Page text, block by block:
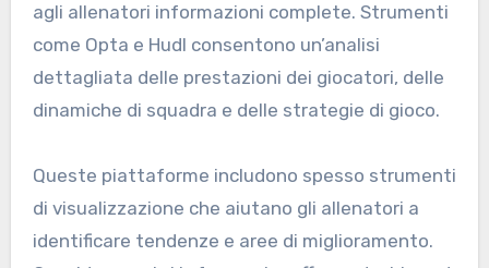
agli allenatori informazioni complete. Strumenti
come Opta e Hudl consentono un’analisi
dettagliata delle prestazioni dei giocatori, delle
dinamiche di squadra e delle strategie di gioco.
Queste piattaforme includono spesso strumenti
di visualizzazione che aiutano gli allenatori a
identificare tendenze e aree di miglioramento.